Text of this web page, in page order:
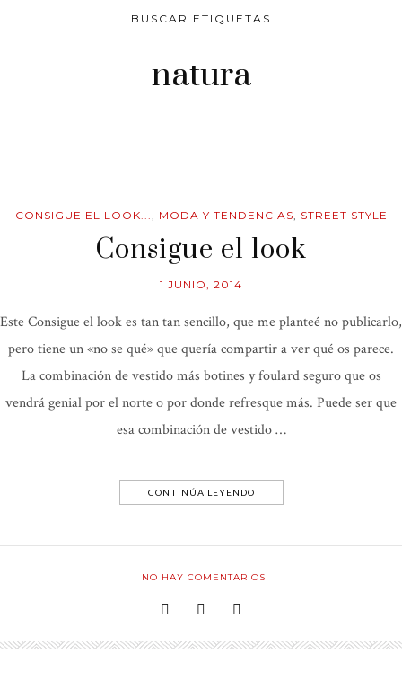
BUSCAR ETIQUETAS
natura
CONSIGUE EL LOOK..., MODA Y TENDENCIAS, STREET STYLE
Consigue el look
1 JUNIO, 2014
Este Consigue el look es tan tan sencillo, que me planteé no publicarlo,
pero tiene un «no se qué» que quería compartir a ver qué os parece.
La combinación de vestido más botines y foulard seguro que os
vendrá genial por el norte o por donde refresque más. Puede ser que
esa combinación de vestido …
CONTINÚA LEYENDO
NO HAY COMENTARIOS